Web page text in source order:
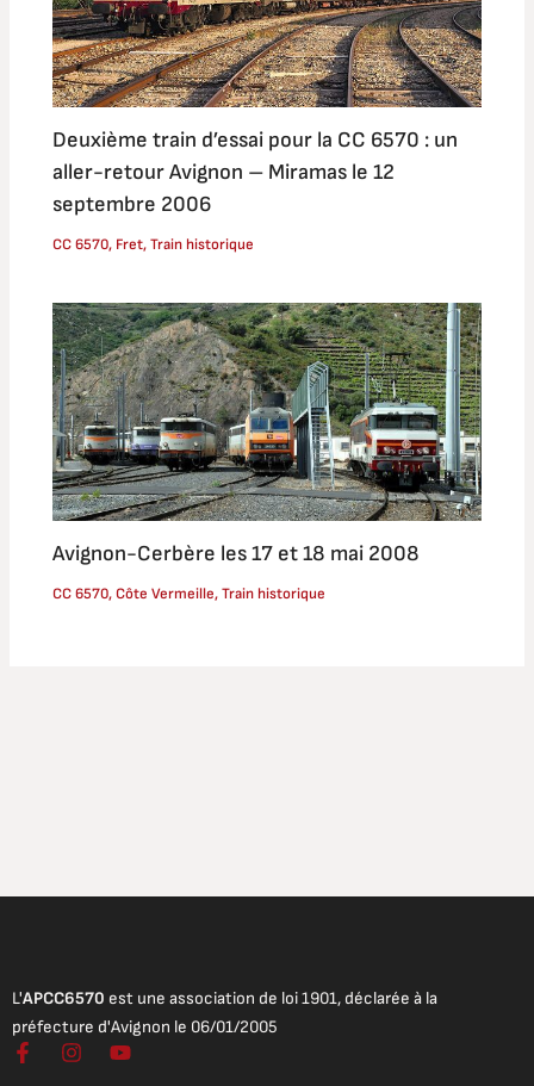
Deuxième train d’essai pour la CC 6570 : un
aller-retour Avignon – Miramas le 12
septembre 2006
CC 6570, Fret,Train historique
Avignon-Cerbère les 17 et 18 mai 2008
CC 6570,Côte Vermeille,Train historique
L'APCC6570 est une association de loi 1901, déclarée à la
préfecture d'Avignon le 06/01/2005
F
a
I
Y